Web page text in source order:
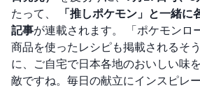
たって、
「推しポケモン」と一緒に
記事が連載されます。 「ポケモンロ
商品を使ったレシピも掲載されるそ
に、ご自宅で日本各地のおいしい味
敵ですね。毎日の献立にインスピレ